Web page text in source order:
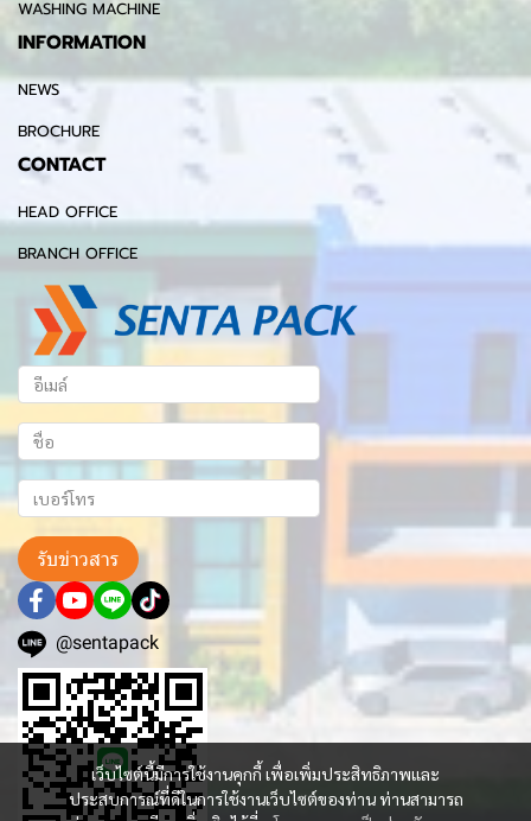
เว็บไซต์นี้มีการใช้งานคุกกี้ เพื่อเพิ่มประสิทธิภาพและ
ประสบการณ์ที่ดีในการใช้งานเว็บไซต์ของท่าน ท่านสามารถ
WASHING MACHINE
INFORMATION
NEWS
BROCHURE
CONTACT
HEAD OFFICE
BRANCH OFFICE
รับข่าวสาร
@sentapack